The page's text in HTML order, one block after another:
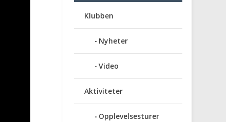
Klubben
Nyheter
Video
Aktiviteter
Opplevelsesturer